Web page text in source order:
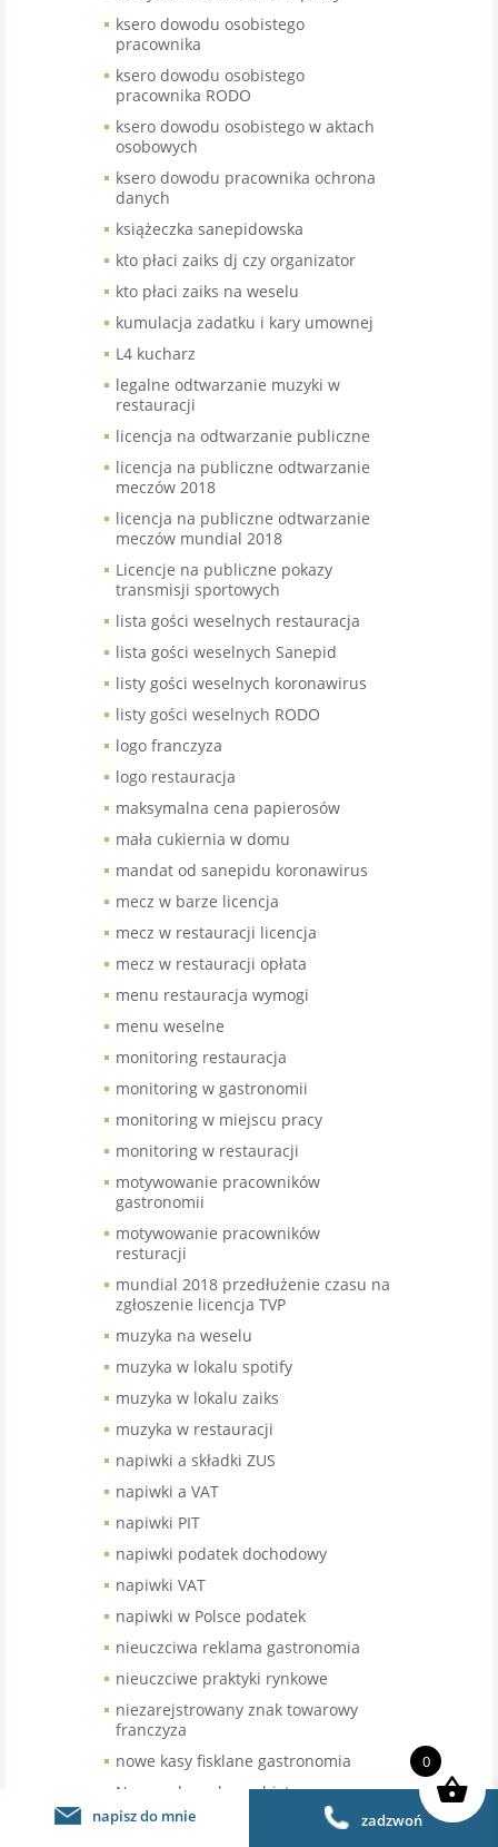
ksero dowodu osobistego
pracownika
ksero dowodu osobistego
pracownika RODO
ksero dowodu osobistego w aktach
osobowych
ksero dowodu pracownika ochrona
danych
książeczka sanepidowska
kto płaci zaiks dj czy organizator
kto płaci zaiks na weselu
kumulacja zadatku i kary umownej
L4 kucharz
legalne odtwarzanie muzyki w
restauracji
licencja na odtwarzanie publiczne
licencja na publiczne odtwarzanie
meczów 2018
licencja na publiczne odtwarzanie
meczów mundial 2018
Licencje na publiczne pokazy
transmisji sportowych
lista gości weselnych restauracja
lista gości weselnych Sanepid
listy gości weselnych koronawirus
listy gości weselnych RODO
logo franczyza
logo restauracja
maksymalna cena papierosów
mała cukiernia w domu
mandat od sanepidu koronawirus
mecz w barze licencja
mecz w restauracji licencja
mecz w restauracji opłata
menu restauracja wymogi
menu weselne
monitoring restauracja
monitoring w gastronomii
monitoring w miejscu pracy
monitoring w restauracji
motywowanie pracowników
gastronomii
motywowanie pracowników
resturacji
mundial 2018 przedłużenie czasu na
zgłoszenie licencja TVP
muzyka na weselu
muzyka w lokalu spotify
muzyka w lokalu zaiks
muzyka w restauracji
napiwki a składki ZUS
napiwki a VAT
napiwki PIT
napiwki podatek dochodowy
napiwki VAT
napiwki w Polsce podatek
nieuczciwa reklama gastronomia
nieuczciwe praktyki rynkowe
niezarejstrowany znak towarowy
franczyza
nowe kasy fisklane gastronomia
Numer dowodu osobistego czy
podawać
napisz do mnie zadzwoń
0